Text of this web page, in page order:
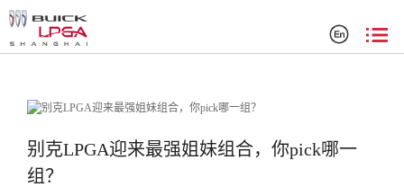
别克LPGA迎来最强姐妹组合，你pick哪一
组？